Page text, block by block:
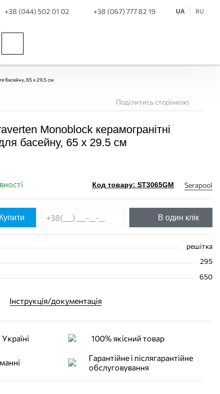
+38 (044) 502 01 02 +38 (067) 777 82 19 UA RU
басейну, 65 x 29.5 см
Поділитись сторінкою
Monoblock керамогранітні
басейну, 65 x 29.5 см
Код товару: ST3065GM Serapool
Купити В один клік
решітка
295
650
Інструкція/документація
100% якісний товар
Гарантійне і післягарантійне
обслуговування